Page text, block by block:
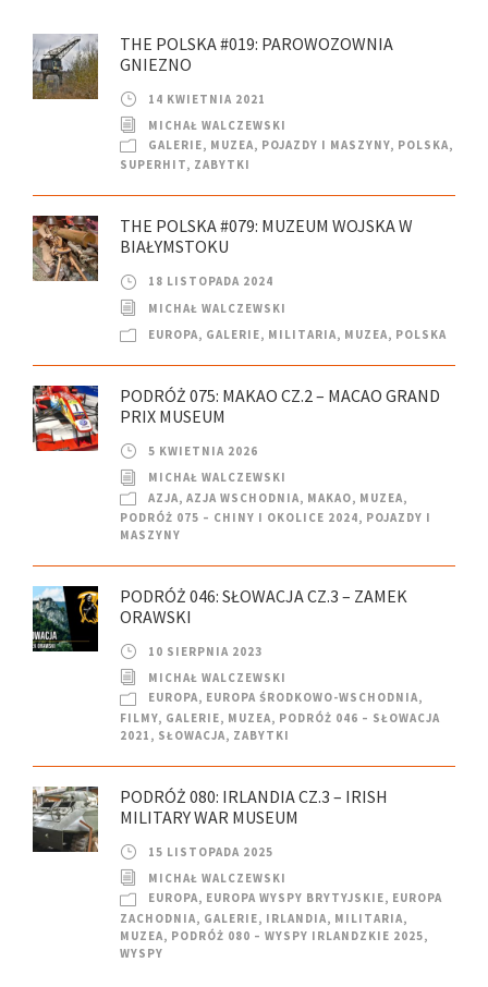
THE POLSKA #019: PAROWOZOWNIA
GNIEZNO
14 KWIETNIA 2021
MICHAŁ WALCZEWSKI
GALERIE, MUZEA, POJAZDY I MASZYNY, POLSKA,
SUPERHIT, ZABYTKI
THE POLSKA #079: MUZEUM WOJSKA W
BIAŁYMSTOKU
18 LISTOPADA 2024
MICHAŁ WALCZEWSKI
EUROPA, GALERIE, MILITARIA, MUZEA, POLSKA
PODRÓŻ 075: MAKAO CZ.2 – MACAO GRAND
PRIX MUSEUM
5 KWIETNIA 2026
MICHAŁ WALCZEWSKI
AZJA, AZJA WSCHODNIA, MAKAO, MUZEA,
PODRÓŻ 075 – CHINY I OKOLICE 2024, POJAZDY I
MASZYNY
PODRÓŻ 046: SŁOWACJA CZ.3 – ZAMEK
ORAWSKI
10 SIERPNIA 2023
MICHAŁ WALCZEWSKI
EUROPA, EUROPA ŚRODKOWO-WSCHODNIA,
FILMY, GALERIE, MUZEA, PODRÓŻ 046 – SŁOWACJA
2021 , SŁOWACJA, ZABYTKI
PODRÓŻ 080: IRLANDIA CZ.3 – IRISH
MILITARY WAR MUSEUM
15 LISTOPADA 2025
MICHAŁ WALCZEWSKI
EUROPA, EUROPA WYSPY BRYTYJSKIE, EUROPA
ZACHODNIA, GALERIE, IRLANDIA, MILITARIA,
MUZEA, PODRÓŻ 080 – WYSPY IRLANDZKIE 2025,
WYSPY